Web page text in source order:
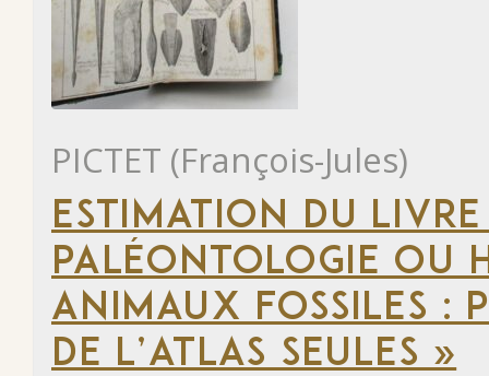
PICTET (François-Jules)
ESTIMATION DU
PALÉONTOLOGIE OU
ANIMAUX FOSSILES :
DE L’ATLAS SEULES »